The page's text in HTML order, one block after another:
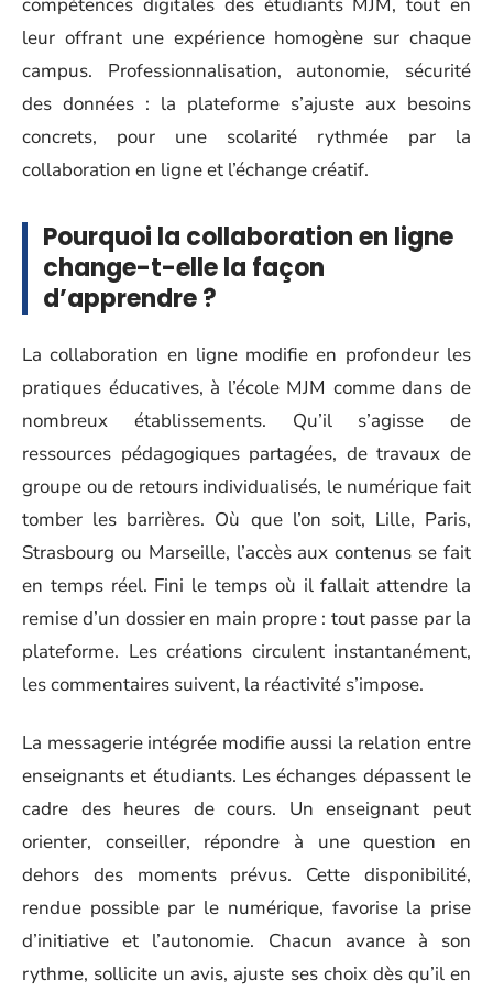
leur offrant une expérience homogène sur chaque
campus. Professionnalisation, autonomie, sécurité
des données : la plateforme s’ajuste aux besoins
concrets, pour une scolarité rythmée par la
collaboration en ligne et l’échange créatif.
Pourquoi la collaboration en ligne
change-t-elle la façon
d’apprendre ?
La collaboration en ligne modifie en profondeur les
pratiques éducatives, à l’école MJM comme dans de
nombreux établissements. Qu’il s’agisse de
ressources pédagogiques partagées, de travaux de
groupe ou de retours individualisés, le numérique fait
tomber les barrières. Où que l’on soit, Lille, Paris,
Strasbourg ou Marseille, l’accès aux contenus se fait
en temps réel. Fini le temps où il fallait attendre la
remise d’un dossier en main propre : tout passe par la
plateforme. Les créations circulent instantanément,
les commentaires suivent, la réactivité s’impose.
La messagerie intégrée modifie aussi la relation entre
enseignants et étudiants. Les échanges dépassent le
cadre des heures de cours. Un enseignant peut
orienter, conseiller, répondre à une question en
dehors des moments prévus. Cette disponibilité,
rendue possible par le numérique, favorise la prise
d’initiative et l’autonomie. Chacun avance à son
rythme, sollicite un avis, ajuste ses choix dès qu’il en